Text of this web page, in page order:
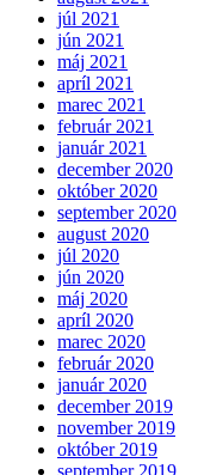
júl 2021
jún 2021
máj 2021
apríl 2021
marec 2021
február 2021
január 2021
december 2020
október 2020
september 2020
august 2020
júl 2020
jún 2020
máj 2020
apríl 2020
marec 2020
február 2020
január 2020
december 2019
november 2019
október 2019